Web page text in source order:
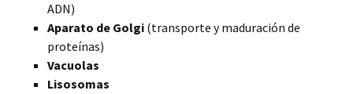
ADN)
Aparato de Golgi (transporte y maduración de
proteínas)
Vacuolas
Lisosomas